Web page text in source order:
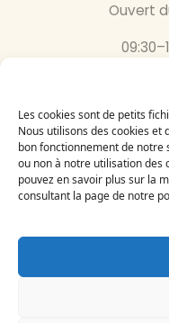
Les cookies sont de petits
Nous utilisons des cookies
bon fonctionnement de notre
ou non à notre utilisation des
pouvez en savoir plus sur la
consultant la page de notre
Ouvert
Inscrivez-vous
à notre newsletter
Le